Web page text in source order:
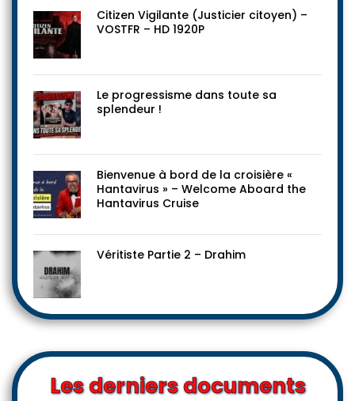
Citizen Vigilante (Justicier citoyen) –
VOSTFR – HD 1920P
Le progressisme dans toute sa
splendeur !
Bienvenue à bord de la croisière «
Hantavirus » – Welcome Aboard the
Hantavirus Cruise
Véritiste Partie 2 – Drahim
Les derniers documents